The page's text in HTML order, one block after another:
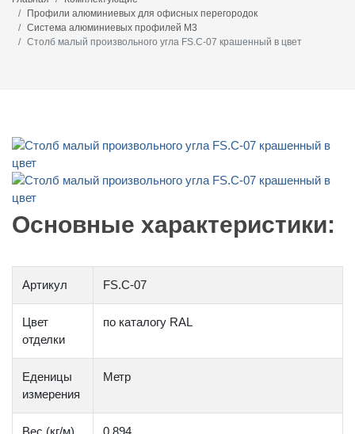
Профили алюминиевых для офисных перегородок
Система алюминиевых профилей M3
Столб малый произвольного угла FS.C-07 крашенный в цвет
Основные характеристики:
Артикул FS.C-07
Цвет
отделки
по каталогу RAL
Еденицы
измерения
Метр
Вес (кг/м) 0,894